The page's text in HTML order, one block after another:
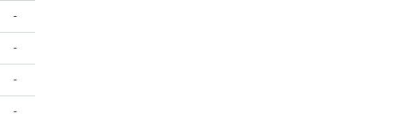
-
-
-
-